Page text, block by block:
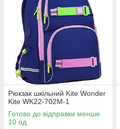
Рюкзак шкільний Kite Wonder
Kite WK22-702M-1
Готово до відправки менше
10 од.